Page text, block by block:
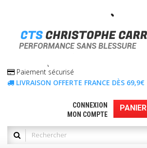
Paiement sécurisé
LIVRAISON OFFERTE FRANCE DÈS 69,9€
PANIER
CONNEXION
MON COMPTE